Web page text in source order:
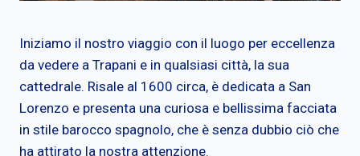
Iniziamo il nostro viaggio con il luogo per eccellenza
da vedere a Trapani e in qualsiasi città, la sua
cattedrale. Risale al 1600 circa, è dedicata a San
Lorenzo e presenta una curiosa e bellissima facciata
in stile barocco spagnolo, che è senza dubbio ciò che
ha attirato la nostra attenzione.